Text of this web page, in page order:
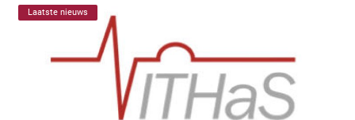
Laatste nieuws